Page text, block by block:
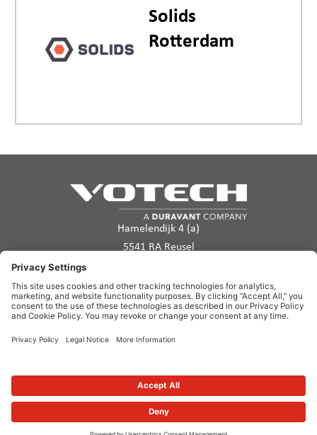
Solids
Rotterdam
Hamelendijk 4 (a)
5541 RA Reusel
info@votech.com
+32 2 555 11 70
Politique de confidentialitéConditions d’utilisation
Politique en matière de cookiesAvertissement
Copyright ©2026. Votech. All rights reserved.